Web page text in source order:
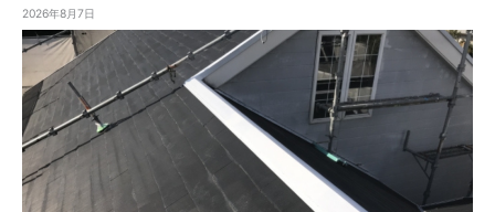
2026年8月7日